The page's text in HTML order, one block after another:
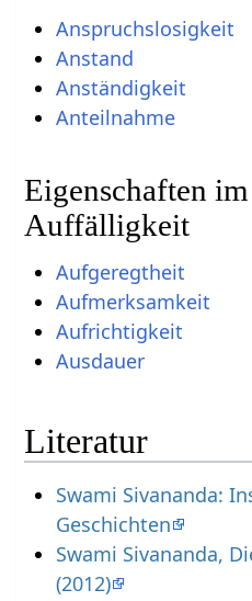
Anspruchslosigkeit
Anstand
Anständigkeit
Anteilnahme
Eigenschaften
Auffälligkeit
Aufgeregtheit
Aufmerksamkeit
Aufrichtigkeit
Ausdauer
Literatur
Swami Sivananda:
Geschichten
Swami Sivananda,
(2012)